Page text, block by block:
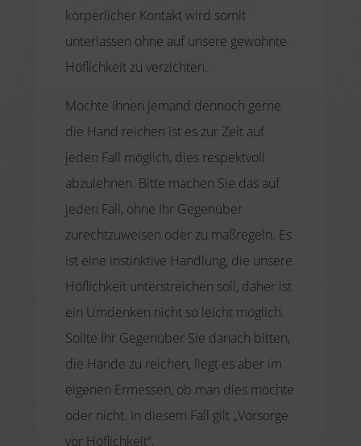
körperlicher Kontakt wird somit
unterlassen ohne auf unsere gewohnte
Höflichkeit zu verzichten.
Möchte Ihnen jemand dennoch gerne
die Hand reichen ist es zur Zeit auf
jeden Fall möglich, dies respektvoll
abzulehnen. Bitte machen Sie das auf
jeden Fall, ohne Ihr Gegenüber
zurechtzuweisen oder zu maßregeln. Es
ist eine instinktive Handlung, die unsere
Höflichkeit unterstreichen soll, daher ist
ein Umdenken nicht so leicht möglich.
Sollte Ihr Gegenüber Sie danach bitten,
die Hände zu reichen, liegt es aber im
eigenen Ermessen, ob man dies möchte
oder nicht. In diesem Fall gilt „Vorsorge
vor Höflichkeit“.